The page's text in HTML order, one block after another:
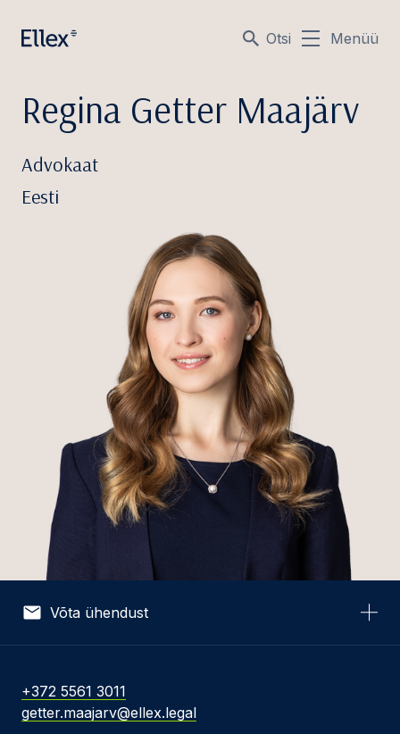
Otsi Menüü
Regina Getter Maajärv
Advokaat
Eesti
Võta ühendust
+372 5561 3011
getter.maajarv@ellex.legal